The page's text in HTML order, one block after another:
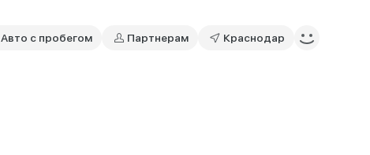
Авто с пробегом Партнерам Краснодар